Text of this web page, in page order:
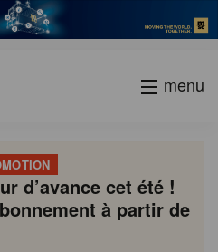
menu
d’avance cet été !
à partir de